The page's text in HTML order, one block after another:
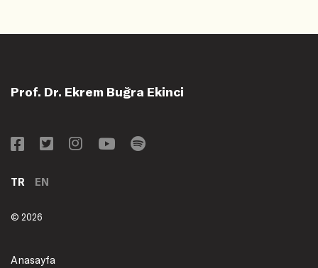
Prof. Dr. Ekrem Buğra Ekinci
TR EN
© 2026
Anasayfa